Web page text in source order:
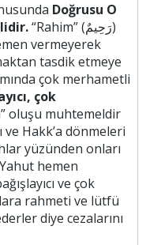
Doğrusu O
“Rahim” (رَحِيمٌ)
vermeyerek
tasdik etmeye
çok merhametli
çok
oluşu muhtemeldir
Hakk’a dönmeleri
yüzünden onları
hemen
ve çok
rahmeti ve lütfü
diye cezalarını